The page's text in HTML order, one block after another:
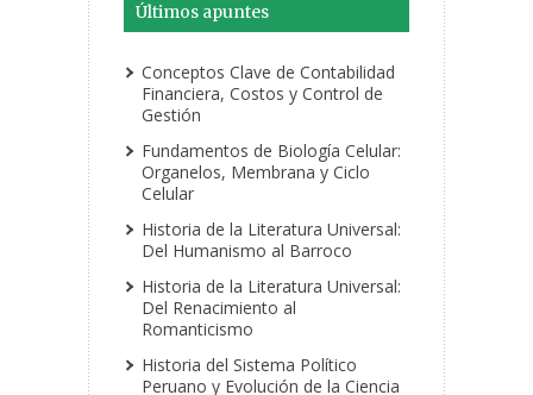
Últimos apuntes
Conceptos Clave de Contabilidad
Financiera, Costos y Control de
Gestión
Fundamentos de Biología Celular:
Organelos, Membrana y Ciclo
Celular
Historia de la Literatura Universal:
Del Humanismo al Barroco
Historia de la Literatura Universal:
Del Renacimiento al
Romanticismo
Historia del Sistema Político
Peruano y Evolución de la Ciencia